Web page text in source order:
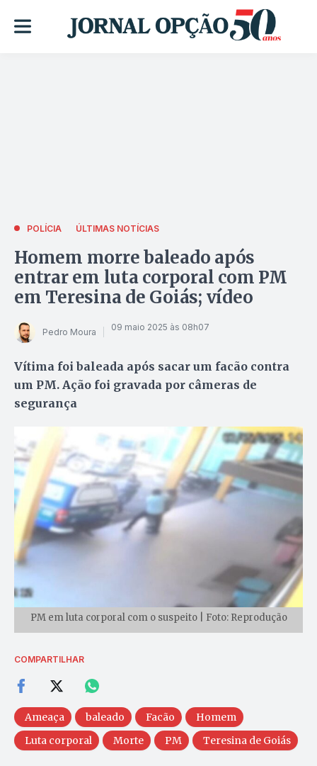
POLÍCIA ÚLTIMAS NOTÍCIAS
Homem morre baleado após
entrar em luta corporal com PM
em Teresina de Goiás; vídeo
Pedro Moura 09 maio 2025 às 08h07
Vítima foi baleada após sacar um facão contra
um PM. Ação foi gravada por câmeras de
segurança
PM em luta corporal com o suspeito | Foto: Reprodução
COMPARTILHAR
Ameaça baleado Facão
Homem
Luta corporal
Morte PM Teresina de Goiás